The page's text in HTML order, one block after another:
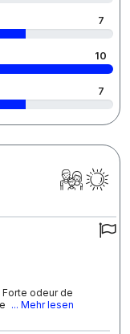
7
10
7
odeur de
... Mehr lesen